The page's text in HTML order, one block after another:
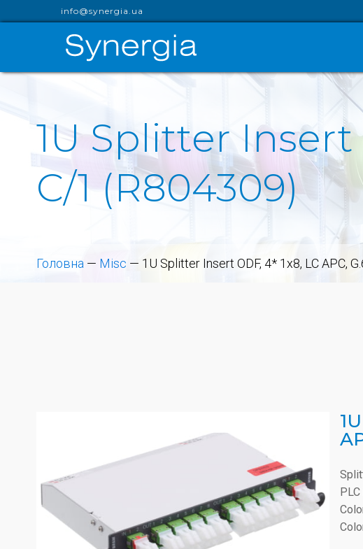
info@synergia.ua
1U Splitter Insert
C/1 (R804309)
Головна — Misc — 1U Splitter Insert ODF, 4* 1x8, LC APC,